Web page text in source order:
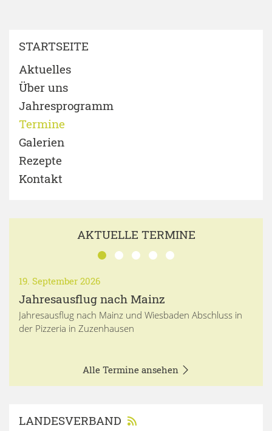
STARTSEITE
Aktuelles
Über uns
Jahresprogramm
Termine
Galerien
Rezepte
Kontakt
AKTUELLE TERMINE
19. September 2026
Jahresausflug nach Mainz
Jahresausflug nach Mainz und Wiesbaden Abschluss in
der Pizzeria in Zuzenhausen
Alle Termine ansehen
LANDESVERBAND